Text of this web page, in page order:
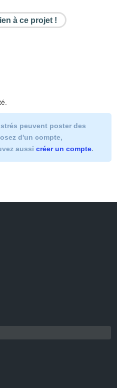
à ce projet !
peuvent poster des
d'un compte,
aussicréer un compte.